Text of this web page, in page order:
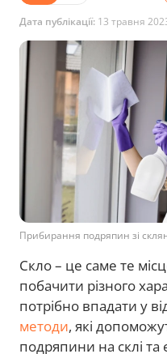
Дата публікації: 13 травня
Прибирання подряпин зі
Скло – це саме те
побачити різного
потрібно впадати у
методи, які
подряпини на склі та